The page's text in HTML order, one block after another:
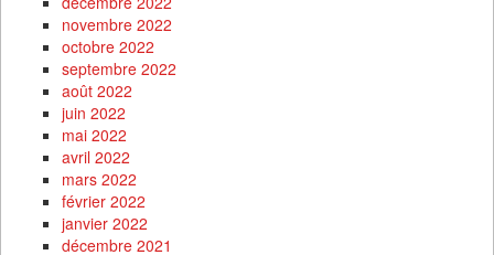
novembre 2022
octobre 2022
septembre 2022
août 2022
juin 2022
mai 2022
avril 2022
mars 2022
février 2022
janvier 2022
décembre 2021